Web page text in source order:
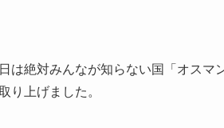
は絶対みんなが知らない国「オスマ
り上げました。